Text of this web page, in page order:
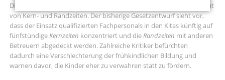
Die SPD rechnet mit Korrekturen an dem hochumstrittenen Konzept
von Kern- und Randzeiten. Der bisherige Gesetzentwurf sieht vor,
dass der Einsatz qualifizierten Fachpersonals in den Kitas künftig auf
fünfstündigeKernzeiten konzentriert und dieRandzeiten mit anderen
Betreuern abgedeckt werden. Zahlreiche Kritiker befürchten
dadurch eine Verschlechterung der frühkindlichen Bildung und
warnen davor, die Kinder eher zu verwahren statt zu fördern.